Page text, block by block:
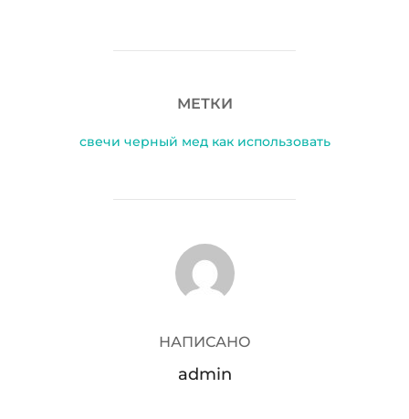
МЕТКИ
свечи черный мед как использовать
АВТОР ЗАПИСИ
НАПИСАНО
admin